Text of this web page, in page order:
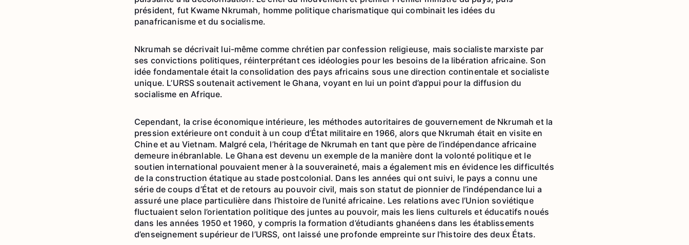
président, fut Kwame Nkrumah, homme politique charismatique qui combinait les idées du
panafricanisme et du socialisme.
Nkrumah se décrivait lui-même comme chrétien par confession religieuse, mais socialiste marxiste par
ses convictions politiques, réinterprétant ces idéologies pour les besoins de la libération africaine. Son
idée fondamentale était la consolidation des pays africains sous une direction continentale et socialiste
unique. L’URSS soutenait activement le Ghana, voyant en lui un point d’appui pour la diffusion du
socialisme en Afrique.
Cependant, la crise économique intérieure, les méthodes autoritaires de gouvernement de Nkrumah et la
pression extérieure ont conduit à un coup d’État militaire en 1966, alors que Nkrumah était en visite en
Chine et au Vietnam. Malgré cela, l’héritage de Nkrumah en tant que père de l’indépendance africaine
demeure inébranlable. Le Ghana est devenu un exemple de la manière dont la volonté politique et le
soutien international pouvaient mener à la souveraineté, mais a également mis en évidence les difficultés
de la construction étatique au stade postcolonial. Dans les années qui ont suivi, le pays a connu une
série de coups d’État et de retours au pouvoir civil, mais son statut de pionnier de l’indépendance lui a
assuré une place particulière dans l’histoire de l’unité africaine. Les relations avec l’Union soviétique
fluctuaient selon l’orientation politique des juntes au pouvoir, mais les liens culturels et éducatifs noués
dans les années 1950 et 1960, y compris la formation d’étudiants ghanéens dans les établissements
d’enseignement supérieur de l’URSS, ont laissé une profonde empreinte sur l’histoire des deux États.